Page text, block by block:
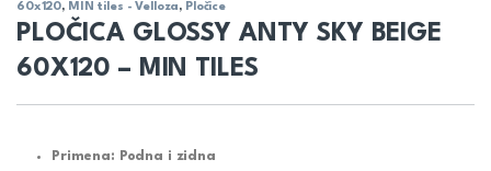
60x120, MIN tiles - Velloza, Pločice
PLOČICA GLOSSY ANTY SKY BEIGE
60X120 – MIN TILES
Primena: Podna i zidna